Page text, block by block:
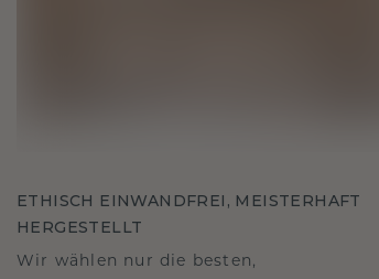
ETHISCH EINWANDFREI, MEISTERHAFT
HERGESTELLT
Wir wählen nur die besten,